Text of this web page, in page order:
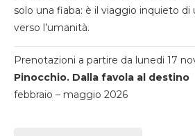
solo una fiaba: è il viaggio inquieto di
verso l’umanità.
Prenotazioni a partire da lunedi 17
Pinocchio. Dalla favola al destino
febbraio – maggio 2026